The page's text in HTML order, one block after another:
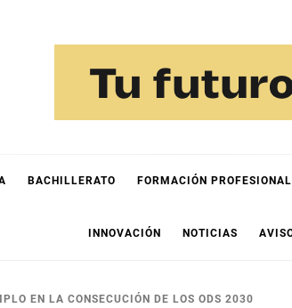
BACHILLERATO FORMACIÓN PROFESIONAL
INNOVACIÓN NOTICIAS
EN LA CONSECUCIÓN DE LOS ODS 2030